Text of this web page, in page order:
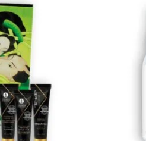
Informação legal
Sobre Nós